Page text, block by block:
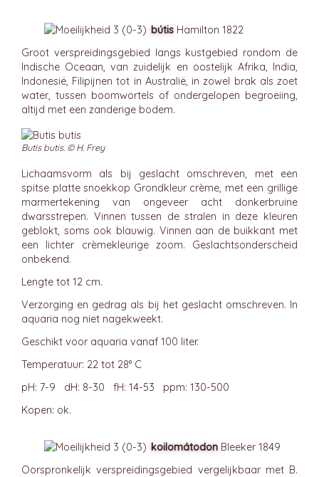
bútis Hamilton 1822
Groot verspreidingsgebied langs kustgebied rondom de
Indische Oceaan, van zuidelijk en oostelijk Afrika, India,
Indonesië, Filipijnen tot in Australië, in zowel brak als zoet
water, tussen boomwortels of ondergelopen begroeiing,
altijd met een zanderige bodem.
Butis butis. © H. Frey
Lichaamsvorm als bij geslacht omschreven, met een
spitse platte snoekkop Grondkleur crème, met een grillige
marmertekening van ongeveer acht donkerbruine
dwarsstrepen. Vinnen tussen de stralen in deze kleuren
geblokt, soms ook blauwig. Vinnen aan de buikkant met
een lichter crèmekleurige zoom. Geslachtsonderscheid
onbekend.
Lengte tot 12 cm.
Verzorging en gedrag als bij het geslacht omschreven. In
aquaria nog niet nagekweekt.
Geschikt voor aquaria vanaf 100 liter.
Temperatuur: 22 tot 28° C
pH: 7-9 dH: 8-30 fH: 14-53 ppm: 130-500
Kopen: ok.
koilomátodon Bleeker 1849
Oorspronkelijk verspreidingsgebied vergelijkbaar met B.